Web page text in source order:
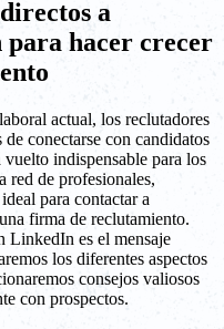
a
para hacer crecer
actual, los reclutadores
conectarse con candidatos
indispensable para los
red de profesionales,
para contactar a
firma de reclutamiento.
LinkedIn es el mensaje
los diferentes aspectos
consejos valiosos
con prospectos.